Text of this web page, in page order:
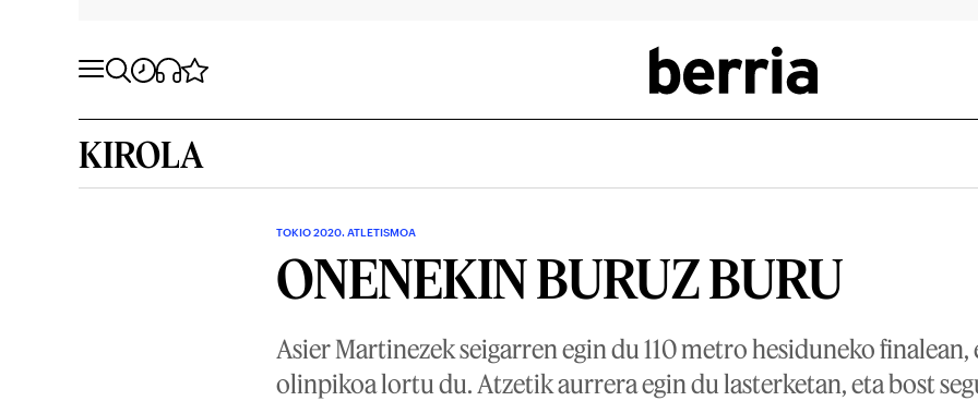
KIROLA
TOKIO 2020. ATLETISMOA
ONENEKIN BURUZ BURU
Asier Martinezek seigarren egin du 110 metro hesiduneko
olinpikoa lortu du. Atzetik aurrera egin du lasterketan, eta bost